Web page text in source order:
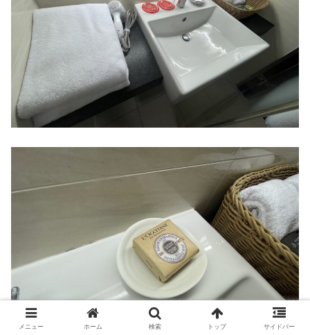
メニュー ホーム 検索 トップ サイドバー